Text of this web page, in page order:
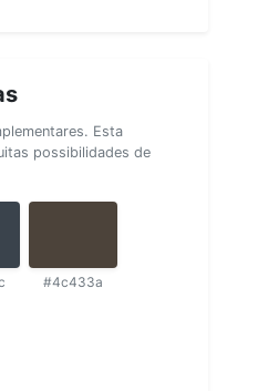
Esta
possibilidades de
#4c433a